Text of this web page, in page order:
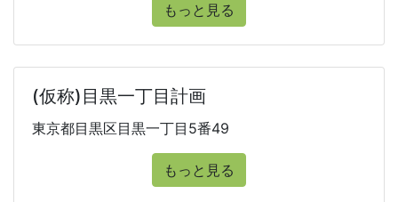
もっと見る
(仮称)目黒一丁目計画
東京都目黒区目黒一丁目5番49
もっと見る